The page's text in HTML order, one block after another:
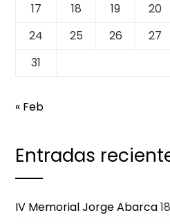
17
18 19 20
24
25 26 27
31
« Feb
Entradas
IV Memorial Jorge Abarca